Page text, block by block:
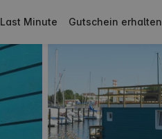
Last Minute Gutschein erhalten